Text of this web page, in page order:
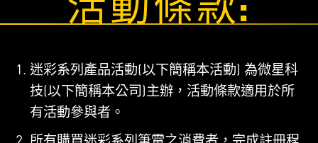
迷彩系列產品活動(以下簡稱本活動) 為微星科
技(以下簡稱本公司)主辦，活動條款適用於所
有活動參與者。